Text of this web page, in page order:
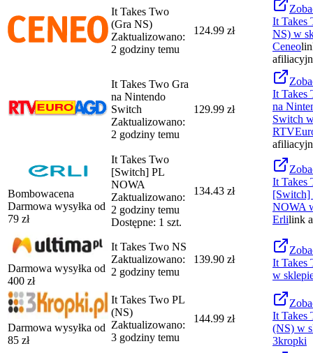
It Takes Two
(Gra NS)
Zaktualizowano:
2 godziny temu
124.99 zł
It Takes
NS) w
Ceneo
It Takes Two Gra
na Nintendo
Switch
Zaktualizowano:
2 godziny temu
129.99 zł
It Takes
na
Switch
Bombowacena
Darmowa wysyłka od
79 zł
It Takes Two
[Switch] PL
NOWA
Zaktualizowano:
2 godziny temu
Dostępne: 1 szt.
134.43 zł
It Takes
[Switch]
NOWA
Erlilink
Darmowa wysyłka od
400 zł
It Takes Two NS
Zaktualizowano:
2 godziny temu
139.90 zł
It Takes
w
Darmowa wysyłka od
85 zł
It Takes Two PL
(NS)
Zaktualizowano:
3 godziny temu
144.99 zł
It Takes
(NS) w
3kropki